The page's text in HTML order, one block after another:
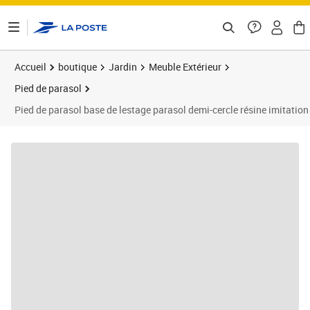
Accueil boutique Jardin
Meuble Extérieur
Pied de parasol
Pied de parasol base de lestage parasol demi-cercle résine